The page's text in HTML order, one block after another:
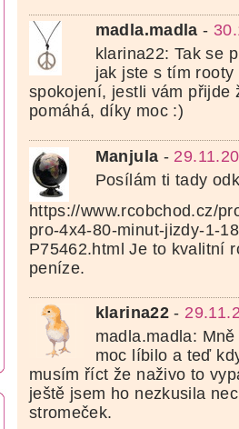
madla.madla -
klarina22: Tak se
jak jste s tím rooty
spokojení, jestli vám přijde
pomáhá, díky moc :)
Manjula -
Posílám ti tady
https://www.rcobchod.cz/
pro-4x4-80-minut-jizdy-1-
P75462.html Je to kvalitní
peníze.
klarina22 -
madla.madla:
moc líbilo a teď
musím říct že naživo to
ještě jsem ho nezkusila
stromeček.